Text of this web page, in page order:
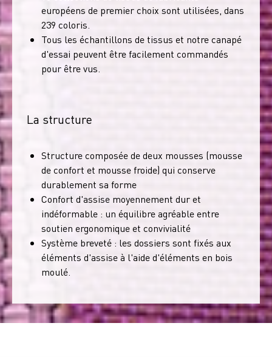
européens de premier choix sont utilisées, dans
239 coloris.
Tous les échantillons de tissus et notre canapé
d'essai peuvent être facilement commandés
pour être vus.
La structure
Structure composée de deux mousses (mousse
de confort et mousse froide) qui conserve
durablement sa forme
Confort d'assise moyennement dur et
indéformable : un équilibre agréable entre
soutien ergonomique et convivialité
Système breveté : les dossiers sont fixés aux
éléments d'assise à l'aide d'éléments en bois
moulé.